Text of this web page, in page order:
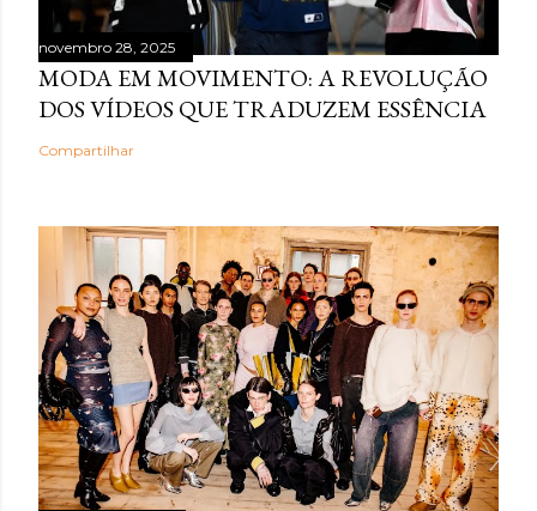
novembro 28, 2025
MODA EM MOVIMENTO: A REVOLUÇÃO
DOS VÍDEOS QUE TRADUZEM ESSÊNCIA
Compartilhar